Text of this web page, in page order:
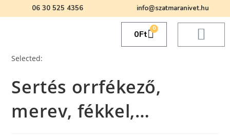
06 30 525 4356 info@szatmaranivet.hu
0Ft
0
Selected:
Sertés orrfékező,
merev, fékkel,…